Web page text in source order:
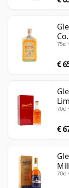
75cl
€
70cl
€
70cl